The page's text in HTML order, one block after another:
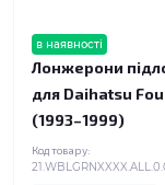
в наявності
Лонжерони
для Daihatsu
(1993–1999)
Код товару: